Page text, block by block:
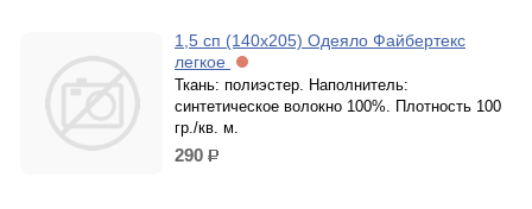
1,5 сп (140х205) Одеяло Файбертекс
легкое
Ткань: полиэстер. Наполнитель:
синтетическое волокно 100%. Плотность 100
гр./кв. м.
290 р.